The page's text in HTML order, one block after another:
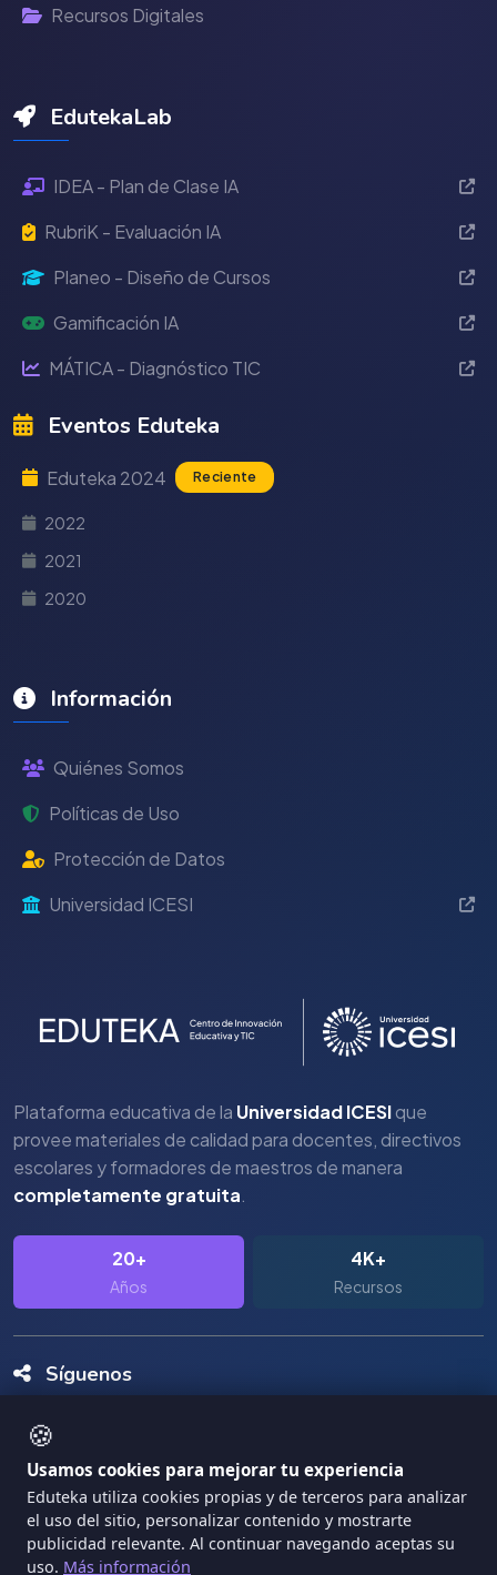
🍪
Usamos cookies para mejorar tu experiencia
Eduteka utiliza cookies propias y de terceros para analizar
el uso del sitio, personalizar contenido y mostrarte
publicidad relevante. Al continuar navegando aceptas su
uso. Más información
Recursos Digitales
EdutekaLab
IDEA - Plan de Clase IA
RubriK - Evaluación IA
Planeo - Diseño de Cursos
Gamificación IA
MÁTICA - Diagnóstico TIC
Eventos Eduteka
Eduteka 2024 Reciente
2022
2021
2020
Información
Quiénes Somos
Políticas de Uso
Protección de Datos
Universidad ICESI
Plataforma educativa de la Universidad ICESIque
provee materiales de calidad para docentes, directivos
escolares y formadores de maestros de manera
completamente gratuita.
20+
Años
4K+
Recursos
Síguenos
Copyright Eduteka 2001-2026 - Universidad ICESI
Términos de Servicio